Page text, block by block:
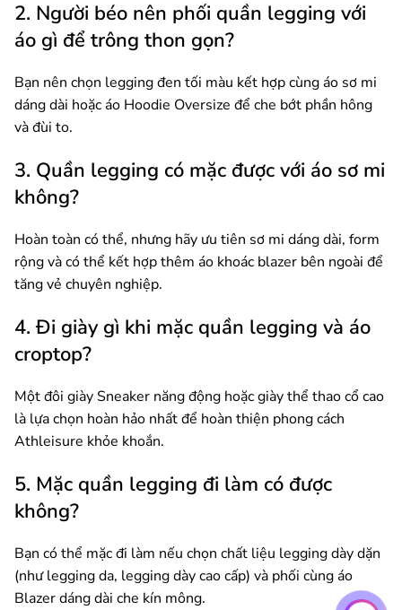
2. Người béo nên phối quần legging với
áo gì để trông thon gọn?
Bạn nên chọn legging đen tối màu kết hợp cùng áo sơ mi
dáng dài hoặc áo Hoodie Oversize để che bớt phần hông
và đùi to.
3. Quần legging có mặc được với áo sơ mi
không?
Hoàn toàn có thể, nhưng hãy ưu tiên sơ mi dáng dài, form
rộng và có thể kết hợp thêm áo khoác blazer bên ngoài để
tăng vẻ chuyên nghiệp.
4. Đi giày gì khi mặc quần legging và áo
croptop?
Một đôi giày Sneaker năng động hoặc giày thể thao cổ cao
là lựa chọn hoàn hảo nhất để hoàn thiện phong cách
Athleisure khỏe khoắn.
5. Mặc quần legging đi làm có được
không?
Bạn có thể mặc đi làm nếu chọn chất liệu legging dày dặn
(như legging da, legging dày cao cấp) và phối cùng áo
Blazer dáng dài che kín mông.